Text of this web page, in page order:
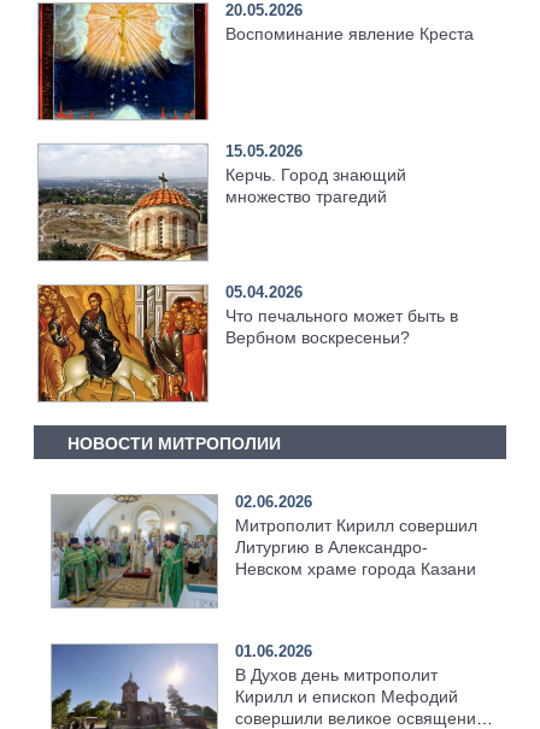
20.05.2026
Воспоминание явление Креста
15.05.2026
Керчь. Город знающий
множество трагедий
05.04.2026
Что печального может быть в
Вербном воскресеньи?
НОВОСТИ МИТРОПОЛИИ
02.06.2026
Митрополит Кирилл совершил
Литургию в Александро-
Невском храме города Казани
01.06.2026
В Духов день митрополит
Кирилл и епископ Мефодий
совершили великое освящение